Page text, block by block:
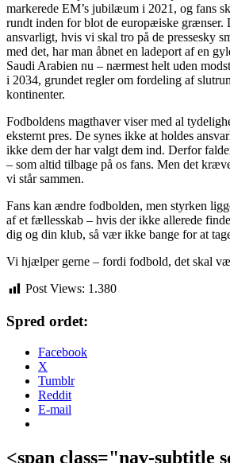
markerede EM’s jubilæum i 2021, og fans
rundt inden for blot de europæiske grænser.
ansvarligt, hvis vi skal tro på de pressesky
med det, har man åbnet en ladeport af en
Saudi Arabien nu – nærmest helt uden
i 2034, grundet regler om fordeling af
kontinenter.
Fodboldens magthaver viser med al
eksternt pres. De synes ikke at holdes
ikke dem der har valgt dem ind. Derfor
– som altid tilbage på os fans. Men det
vi står sammen.
Fans kan ændre fodbolden, men styrken
af et fællesskab – hvis der ikke allerede
dig og din klub, så vær ikke bange for at
Vi hjælper gerne – fordi fodbold, det skal
Post Views: 1.380
Spred ordet:
Facebook
X
Tumblr
Reddit
E-mail
<span class="nav-subtitle